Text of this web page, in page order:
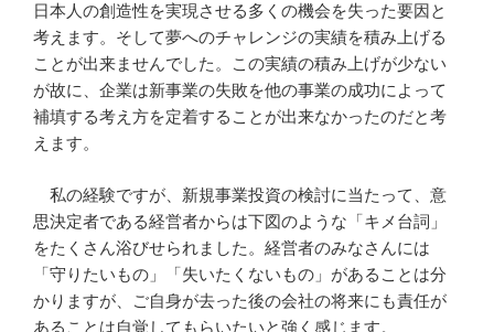
日本人の創造性を実現させる多くの機会を失った要因と
考えます。そして夢へのチャレンジの実績を積み上げる
ことが出来ませんでした。この実績の積み上げが少ない
が故に、企業は新事業の失敗を他の事業の成功によって
補填する考え方を定着することが出来なかったのだと考
えます。
私の経験ですが、新規事業投資の検討に当たって、意
思決定者である経営者からは下図のような「キメ台詞」
をたくさん浴びせられました。経営者のみなさんには
「守りたいもの」「失いたくないもの」があることは分
かりますが、ご自身が去った後の会社の将来にも責任が
あることは自覚してもらいたいと強く感じます。